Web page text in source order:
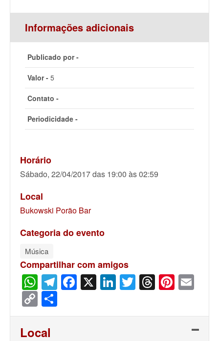
Informações adicionais
Publicado por -
Valor - 5
Contato -
Periodicidade -
Horário
Sábado, 22/04/2017 das 19:00 às 02:59
Local
Bukowski Porão Bar
Categoria do evento
Música
Compartilhar com amigos
WhatsApp
Telegram
Facebook
X LinkedIn
Twitter
Threads
Copy
Link
Local